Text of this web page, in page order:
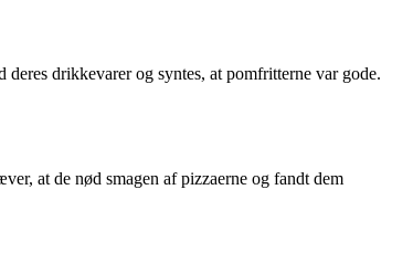
drikkevarer og syntes, at pomfritterne var gode.
at de nød smagen af pizzaerne og fandt dem